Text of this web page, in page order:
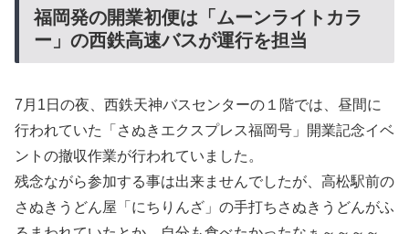
福岡発の開業初便は「ムーンライトカラ
ー」の西鉄高速バスが運行を担当
7月1日の夜、西鉄天神バスセンターの１階では、昼間に
行われていた「さぬきエクスプレス福岡号」開業記念イベ
ントの撤収作業が行われていました。
残念ながら参加する事は出来ませんでしたが、高松駅前の
さぬきうどん屋「にちりんざ」の手打ちさぬきうどんがふ